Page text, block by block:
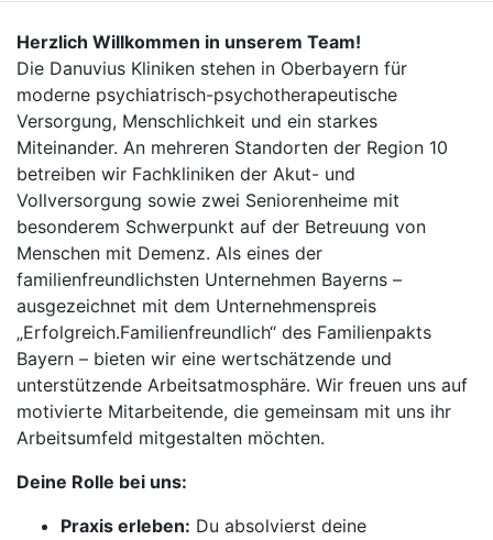
Herzlich Willkommen in unserem Team!
Die Danuvius Kliniken stehen in Oberbayern für
moderne psychiatrisch-psychotherapeutische
Versorgung, Menschlichkeit und ein starkes
Miteinander. An mehreren Standorten der Region 10
betreiben wir Fachkliniken der Akut- und
Vollversorgung sowie zwei Seniorenheime mit
besonderem Schwerpunkt auf der Betreuung von
Menschen mit Demenz. Als eines der
familienfreundlichsten Unternehmen Bayerns –
ausgezeichnet mit dem Unternehmenspreis
„Erfolgreich.Familienfreundlich“ des Familienpakts
Bayern – bieten wir eine wertschätzende und
unterstützende Arbeitsatmosphäre. Wir freuen uns auf
motivierte Mitarbeitende, die gemeinsam mit uns ihr
Arbeitsumfeld mitgestalten möchten.
Deine Rolle bei uns:
Praxis erleben: Du absolvierst deine